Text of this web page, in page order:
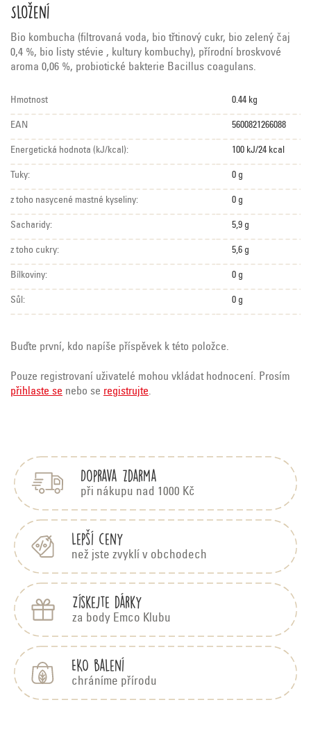
Složení
Bio kombucha (filtrovaná voda, bio třtinový cukr, bio zelený čaj
0,4 %, bio listy stévie , kultury kombuchy), přírodní broskvové
aroma 0,06 %, probiotické bakterie Bacillus coagulans.
Hmotnost 0.44 kg
EAN 5600821266088
Energetická hodnota (kJ/kcal): 100 kJ/24 kcal
Tuky: 0 g
z toho nasycené mastné kyseliny: 0 g
Sacharidy: 5,9 g
z toho cukry: 5,6 g
Bílkoviny: 0 g
Sůl: 0 g
Buďte první, kdo napíše příspěvek k této položce.
Pouze registrovaní uživatelé mohou vkládat hodnocení. Prosím
přihlaste se nebo se registrujte.
ý
p
h
o
n
o
n
Doprava zdarma
při nákupu nad 1000 Kč
Lepší ceny
než jste zvyklí v obchodech
Získejte dárky
za body Emco Klubu
EKO balení
chráníme přírodu